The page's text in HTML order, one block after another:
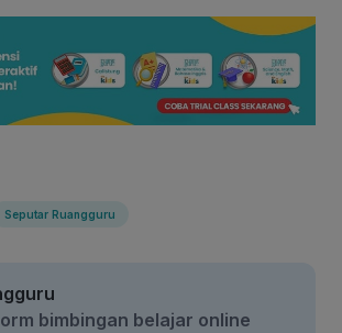
Seputar Ruangguru
bimbingan belajar online